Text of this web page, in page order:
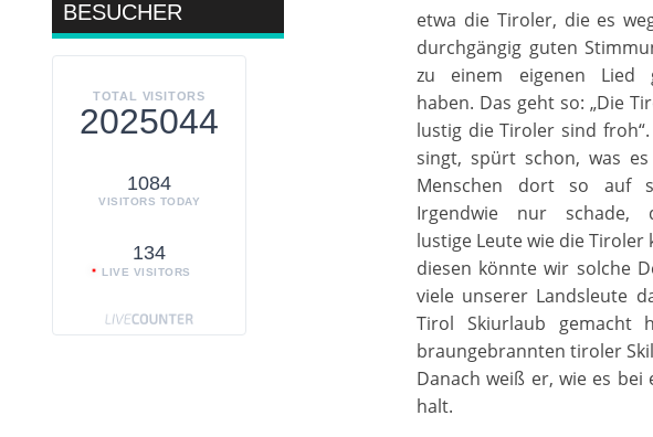
etwa die Tiroler, die es
durchgängig guten
zu einem eigenen Lied
haben. Das geht so: „Die
lustig die Tiroler sind
singt, spürt schon, was
Menschen dort so auf
Irgendwie nur schade,
lustige Leute wie die Tiroler
diesen könnte wir solche
viele unserer Landsleute
Tirol Skiurlaub
braungebrannten tiroler
Danach weiß er, wie es
halt.
BESUCHER
TOTAL VISITORS
2025044
1084
VISITORS TODAY
134
LIVE VISITORS